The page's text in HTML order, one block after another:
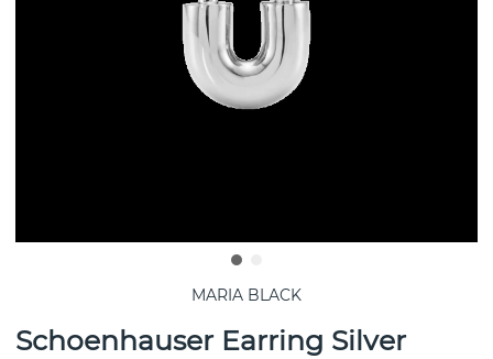
MARIA BLACK
Schoenhauser Earring Silver